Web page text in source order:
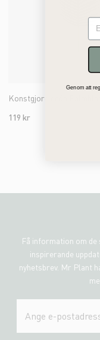
Konstgjord grön
119 kr
Få information om de
inspirerande
nyhetsbrev. Mr Plant
Genom att